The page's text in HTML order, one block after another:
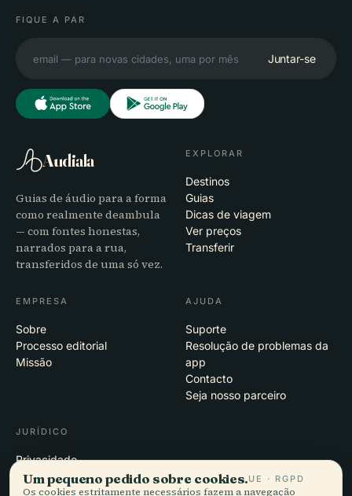
FIQUE A PAR
Juntar-se
Audiala
Guias de áudio para a forma
como realmente deambula
— com fontes honestas,
narrados para a rua,
transferidos de uma só vez.
EXPLORAR
Destinos
Guias
Dicas de viagem
Ver preços
Transferir
EMPRESA
Sobre
Processo editorial
Missão
AJUDA
Suporte
Resolução de problemas da
app
Contacto
Seja nosso parceiro
JURÍDICO
Privacidade
Termos
Definições de cookies
Um pequeno pedido sobre cookies.UE · RGPD
Os cookies estritamente necessários fazem a navegação